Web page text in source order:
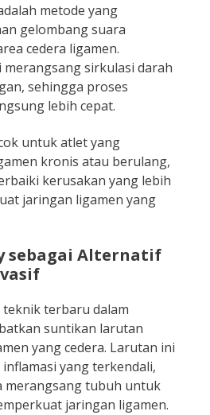
metode yang
gelombang suara
cedera ligamen.
sirkulasi darah
sehingga proses
lebih cepat.
untuk atlet yang
kronis atau berulang,
kerusakan yang lebih
jaringan ligamen yang
sebagai Alternatif
terbaru dalam
suntikan larutan
yang cedera. Larutan ini
yang terkendali,
merangsang tubuh untuk
jaringan ligamen.